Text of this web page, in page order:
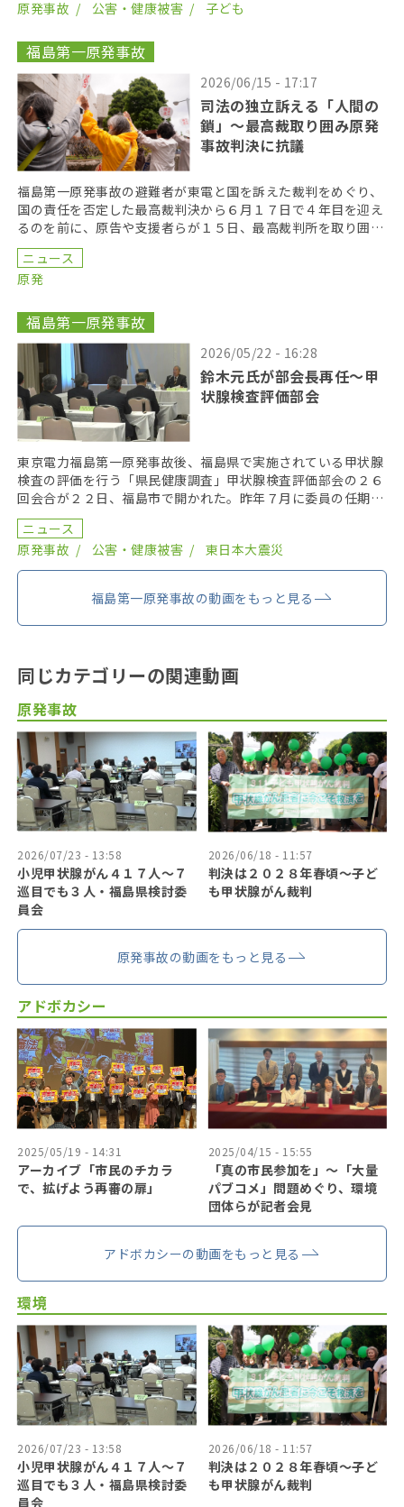
原発事故
公害・健康被害 子ども
福島第一原発事故
2026/06/15 - 17:17
司法の独立訴える「人間の
鎖」〜最高裁取り囲み原発
事故判決に抗議
福島第一原発事故の避難者が東電と国を訴えた裁判をめぐり、
国の責任を否定した最高裁判決から６月１７日で４年目を迎え
るのを前に、原告や支援者らが１５日、最高裁判所を取り囲む
「人間の鎖」を行い、司法の独立を訴えた。 呼びかけた […]
ニュース
原発
福島第一原発事故
2026/05/22 - 16:28
鈴木元氏が部会長再任〜甲
状腺検査評価部会
東京電力福島第一原発事故後、福島県で実施されている甲状腺
検査の評価を行う「県民健康調査」甲状腺検査評価部会の２６
回会合が２２日、福島市で開かれた。昨年７月に委員の任期を
終え、委員が改選されてから初の開催となり、鈴木元保内 […]
ニュース
原発事故
公害・健康被害 東日本大震災
福島第一原発事故の動画をもっと見る
同じカテゴリーの関連動画
原発事故
2026/07/23 - 13:58
小児甲状腺がん４１７人〜７
巡目でも３人・福島県検討委
員会
2026/06/18 - 11:57
判決は２０２８年春頃〜子ど
も甲状腺がん裁判
原発事故の動画をもっと見る
アドボカシー
2025/05/19 - 14:31
アーカイブ「市民のチカラ
で、拡げよう再審の扉」
2025/04/15 - 15:55
「真の市民参加を」〜「大量
パブコメ」問題めぐり、環境
団体らが記者会見
アドボカシーの動画をもっと見る
環境
2026/07/23 - 13:58
小児甲状腺がん４１７人〜７
巡目でも３人・福島県検討委
員会
2026/06/18 - 11:57
判決は２０２８年春頃〜子ど
も甲状腺がん裁判